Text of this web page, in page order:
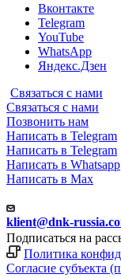
Вконтакте
Telegram
YouTube
WhatsApp
Яндекс.Дзен
Связаться с нами
Связаться с нами
Позвонить нам
Написать в Telegram
Написать в Telegram
Написать в Whatsapp
Написать в Max
klient@dnk-
Подписаться на
Политика
Согласие субъекта